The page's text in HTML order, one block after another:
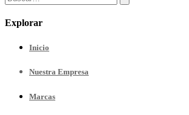
Explorar
Inicio
Nuestra Empresa
Marcas